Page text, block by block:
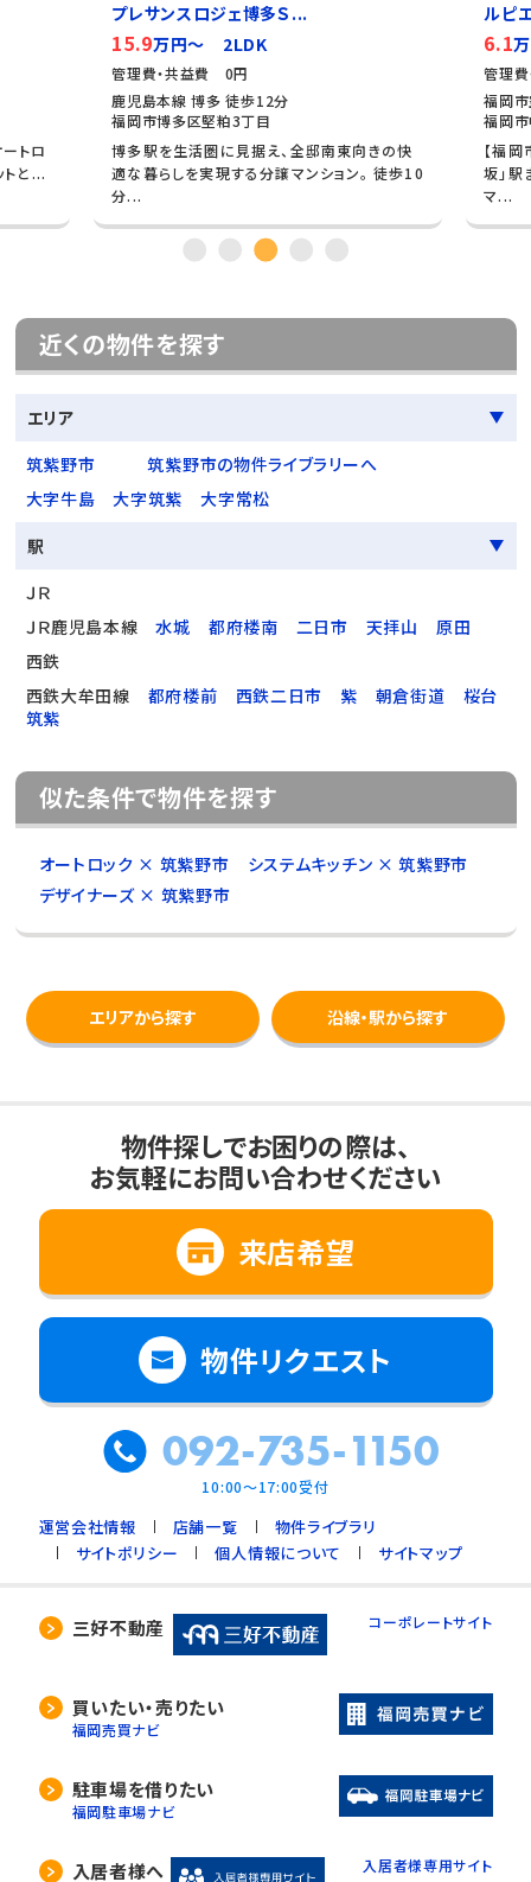
トロ
トと...
プレサンスロジェ博多Ｓ...
15.9万円～ 2LDK
管理費・共益費 0円
鹿児島本線 博多 徒歩12分
福岡市博多区堅粕3丁目
博多駅を生活圏に見据え、全邸南東向きの快
適な暮らしを実現する分譲マンション。 徒歩10
分...
ルピ
6.1
管理
福岡
福岡
【福
坂」
マ...
近くの物件を探す
エリア
筑紫野市
筑紫野市の物件ライブラリーへ
大字牛島
大字筑紫
大字常松
駅
ＪＲ
ＪＲ鹿児島本線
水城 都府楼南 二日市 天拝山
原田
西鉄
西鉄大牟田線
都府楼前 西鉄二日市 紫 朝倉街道
桜台
筑紫
似た条件で物件を探す
オートロック × 筑紫野市
システムキッチン × 筑紫野市
デザイナーズ × 筑紫野市
エリアから探す 沿線・駅から探す
物件探しでお困りの際は、
お気軽にお問い合わせください
来店希望
物件リクエスト
092-735-1150
10:00～17:00受付
運営会社情報 店舗一覧
物件ライブラリ
サイトポリシー
個人情報について サイトマップ
三好不動産 コーポレートサイト
買いたい・売りたい
福岡売買ナビ
駐車場を借りたい
福岡駐車場ナビ
入居者様へ 入居者様専用サイト